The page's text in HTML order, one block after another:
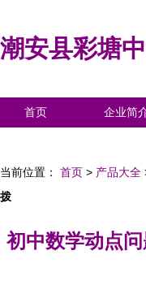
潮安县彩塘
首页 企业简
当前位置： 首页 > 产品大全
拨
初中数学动点